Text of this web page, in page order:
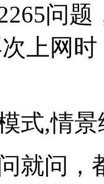
问
上网
式,情
就问